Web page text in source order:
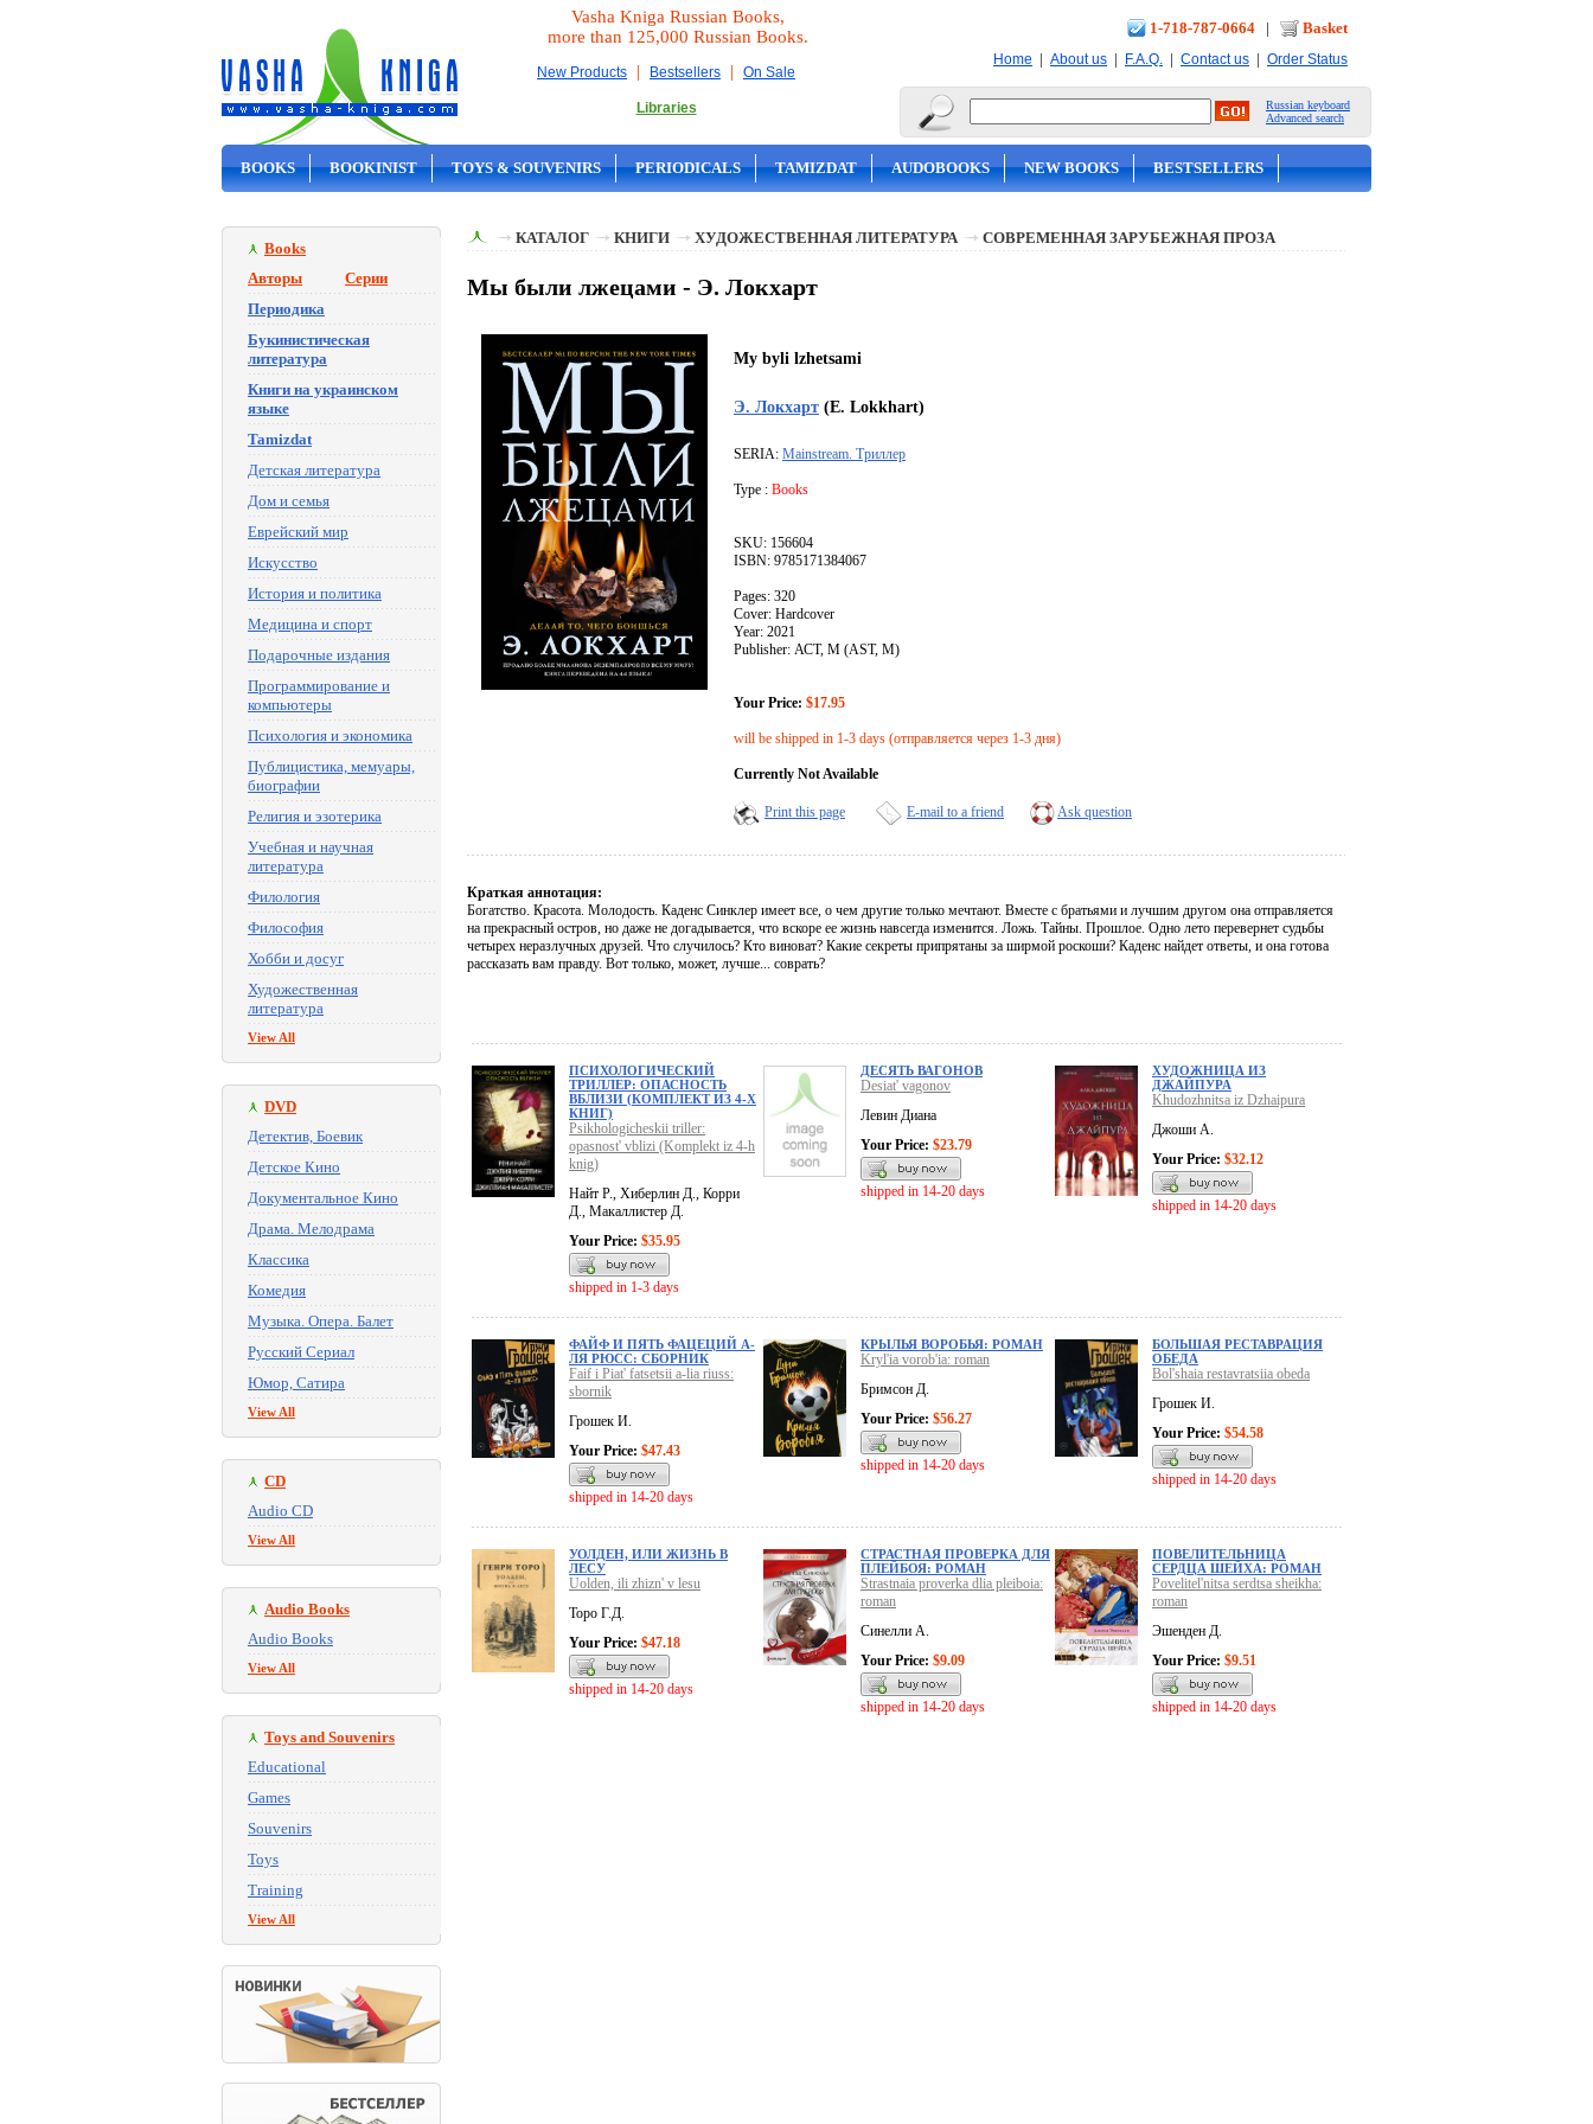
Vasha Kniga Russian Books,
more than 125,000 Russian Books.
New Products | Bestsellers | On Sale
Libraries
1-718-787-0664 | Basket
Home | About us | F.A.Q. | Contact us | Order Status
Russian keyboard
Advanced search
BOOKS BOOKINIST TOYS & SOUVENIRS PERIODICALS TAMIZDAT AUDOBOOKS NEW BOOKS BESTSELLERS
Books
Авторы
Серии
Периодика
Букинистическая
литература
Книги на украинском
языке
Tamizdat
Детская литература
Дом и семья
Еврейский мир
Искусство
История и политика
Медицина и спорт
Подарочные издания
Программирование и
компьютеры
Психология и экономика
Публицистика, мемуары,
биографии
Религия и эзотерика
Учебная и научная
литература
Филология
Философия
Хобби и досуг
Художественная
литература
View All
DVD
Детектив, Боевик
Детское Кино
Документальное Кино
Драма. Мелодрама
Классика
Комедия
Музыка. Опера. Балет
Русский Сериал
Юмор, Сатира
View All
CD
Audio CD
View All
Audio Books
Audio Books
View All
Toys and Souvenirs
Educational
Games
Souvenirs
Toys
Training
View All
КАТАЛОГ КНИГИ ХУДОЖЕСТВЕННАЯ ЛИТЕРАТУРА СОВРЕМЕННАЯ ЗАРУБЕЖНАЯ ПРОЗА
Мы были лжецами - Э. Локхарт
My byli lzhetsami
Э. Локхарт (E. Lokkhart)
SERIA: Mainstream. Триллер
Type : Books
SKU: 156604
ISBN: 9785171384067
Pages: 320
Cover: Hardcover
Year: 2021
Publisher: АСТ, М (AST, M)
Your Price: $17.95
will be shipped in 1-3 days (отправляется через 1-3 дня)
Currently Not Available
Print this page E-mail to a friend Ask question
Краткая аннотация:
Богатство. Красота. Молодость. Каденс Синклер имеет все, о чем другие только мечтают. Вместе с братьями и лучшим другом она отправляется
на прекрасный остров, но даже не догадывается, что вскоре ее жизнь навсегда изменится. Ложь. Тайны. Прошлое. Одно лето перевернет судьбы
четырех неразлучных друзей. Что случилось? Кто виноват? Какие секреты припрятаны за ширмой роскоши? Каденс найдет ответы, и она готова
рассказать вам правду. Вот только, может, лучше... соврать?
ПСИХОЛОГИЧЕСКИЙ
ТРИЛЛЕР: ОПАСНОСТЬ
ВБЛИЗИ (КОМПЛЕКТ ИЗ 4-Х
КНИГ)
Psikhologicheskii triller:
opasnost' vblizi (Komplekt iz 4-h
knig)
Найт Р., Хиберлин Д., Корри
Д., Макаллистер Д.
Your Price: $35.95
shipped in 1-3 days
ДЕСЯТЬ ВАГОНОВ
Desiat' vagonov
Левин Диана
Your Price: $23.79
shipped in 14-20 days
ХУДОЖНИЦА ИЗ
ДЖАЙПУРА
Khudozhnitsa iz Dzhaipura
Джоши А.
Your Price: $32.12
shipped in 14-20 days
ФАЙФ И ПЯТЬ ФАЦЕЦИЙ А-
ЛЯ РЮСС: СБОРНИК
Faif i Piat' fatsetsii a-lia riuss:
sbornik
Грошек И.
Your Price: $47.43
shipped in 14-20 days
КРЫЛЬЯ ВОРОБЬЯ: РОМАН
Kryl'ia vorob'ia: roman
Бримсон Д.
Your Price: $56.27
shipped in 14-20 days
БОЛЬШАЯ РЕСТАВРАЦИЯ
ОБЕДА
Bol'shaia restavratsiia obeda
Грошек И.
Your Price: $54.58
shipped in 14-20 days
УОЛДЕН, ИЛИ ЖИЗНЬ В
ЛЕСУ
Uolden, ili zhizn' v lesu
Торо Г.Д.
Your Price: $47.18
shipped in 14-20 days
СТРАСТНАЯ ПРОВЕРКА ДЛЯ
ПЛЕЙБОЯ: РОМАН
Strastnaia proverka dlia pleiboia:
roman
Синелли А.
Your Price: $9.09
shipped in 14-20 days
ПОВЕЛИТЕЛЬНИЦА
СЕРДЦА ШЕЙХА: РОМАН
Povelitel'nitsa serdtsa sheikha:
roman
Эшенден Д.
Your Price: $9.51
shipped in 14-20 days